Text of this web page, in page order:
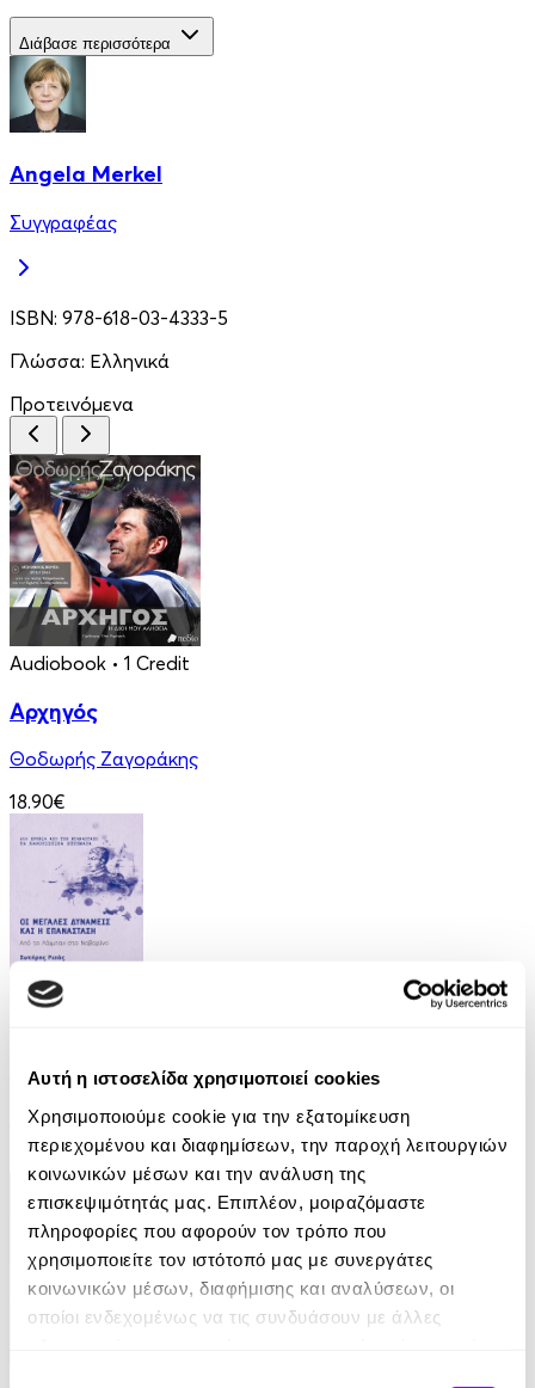
Αυτή η ιστοσελίδα χρησιμοποιεί cookies
Χρησιμοποιούμε cookie για την εξατομίκευση
περιεχομένου και διαφημίσεων, την παροχή λειτουργιών
κοινωνικών μέσων και την ανάλυση της
επισκεψιμότητάς μας. Επιπλέον, μοιραζόμαστε
πληροφορίες που αφορούν τον τρόπο που
χρησιμοποιείτε τον ιστότοπό μας με συνεργάτες
κοινωνικών μέσων, διαφήμισης και αναλύσεων, οι
οποίοι ενδεχομένως να τις συνδυάσουν με άλλες
Διάβασε περισσότερα
Angela Merkel
Συγγραφέας
ISBN: 978-618-03-4333-5
Γλώσσα: Ελληνικά
Προτεινόμενα
Audiobook • 1 Credit
Αρχηγός
Θοδωρής Ζαγοράκης
18.90€
Οι Μεγάλες Δυνάμεις και η Επανάσταση
Σωτήρης Ριζάς
6.99€